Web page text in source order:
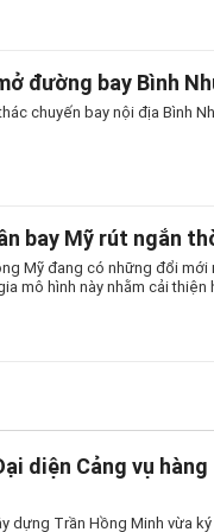
đường bay Bình
chuyến bay nội địa Bình
bay Mỹ rút ngắn
Mỹ đang có những đổi
mô hình này nhằm cải thiện
diện Cảng vụ
dựng Trần Hồng Minh vừa